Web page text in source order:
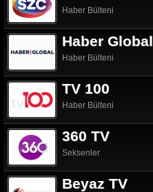
Haber Bülteni
Haber Global
Haber Bülteni
TV 100
Haber Bülteni
360 TV
Seksenler
Beyaz TV